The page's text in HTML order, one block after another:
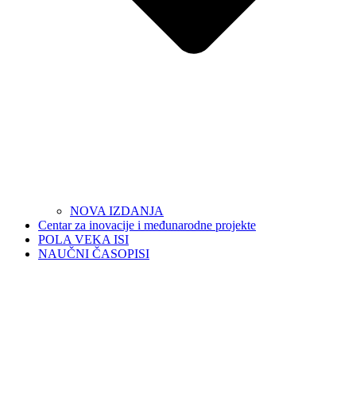
NOVA IZDANJA
Centar za inovacije i međunarodne projekte
POLA VEKA ISI
NAUČNI ČASOPISI